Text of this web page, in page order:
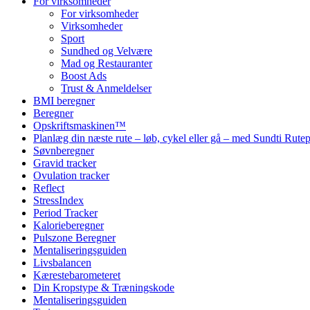
For virksomheder
Virksomheder
Sport
Sundhed og Velvære
Mad og Restauranter
Boost Ads
Trust & Anmeldelser
BMI beregner
Beregner
Opskriftsmaskinen™
Planlæg din næste rute – løb, cykel eller gå – med Sundti
Søvnberegner
Gravid tracker
Ovulation tracker
Reflect
StressIndex
Period Tracker
Kalorieberegner
Pulszone Beregner
Mentaliseringsguiden
Livsbalancen
Kærestebarometeret
Din Kropstype & Træningskode
Mentaliseringsguiden